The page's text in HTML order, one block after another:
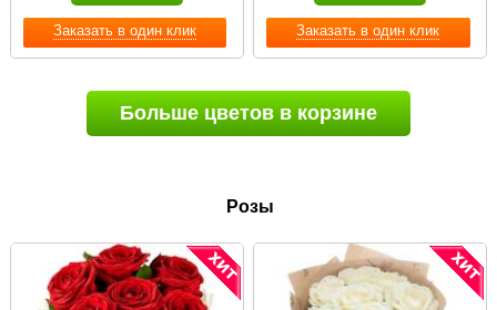
Заказать в один клик Заказать в один клик
Больше цветов в корзине
Розы